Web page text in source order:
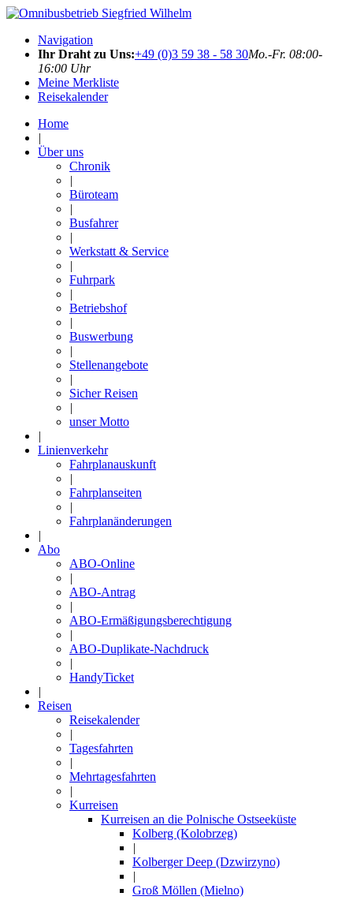
Navigation
Ihr Draht zu Uns:+49 (0)3 59 38 - 58 30Mo.-Fr. 08:00-
16:00 Uhr
Meine Merkliste
Reisekalender
Home
|
Über uns
Chronik
|
Büroteam
|
Busfahrer
|
Werkstatt & Service
|
Fuhrpark
|
Betriebshof
|
Buswerbung
|
Stellenangebote
|
Sicher Reisen
|
unser Motto
|
Linienverkehr
Fahrplanauskunft
|
Fahrplanseiten
|
Fahrplanänderungen
|
Abo
ABO-Online
|
ABO-Antrag
|
ABO-Ermäßigungsberechtigung
|
ABO-Duplikate-Nachdruck
|
HandyTicket
|
Reisen
Reisekalender
|
Tagesfahrten
|
Mehrtagesfahrten
|
Kurreisen
Kurreisen an die Polnische Ostseeküste
Kolberg (Kolobrzeg)
|
Kolberger Deep (Dzwirzyno)
|
Groß Möllen (Mielno)